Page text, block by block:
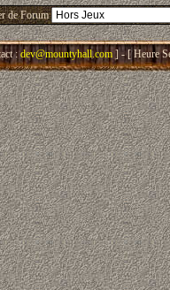
de Forum
: dev@mountyhall.com ] - [ Heure